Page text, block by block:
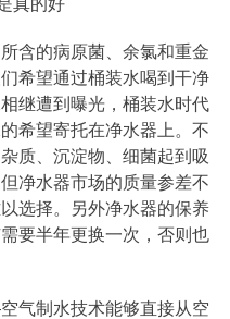
含的病原菌、余氯和重金
希望通过桶装水喝到干净
继遭到曝光，桶装水时代
希望寄托在净水器上。不
质、沉淀物、细菌起到吸
净水器市场的质量参差不
选择。另外净水器的保养
要半年更换一次，否则也
气制水技术能够直接从空